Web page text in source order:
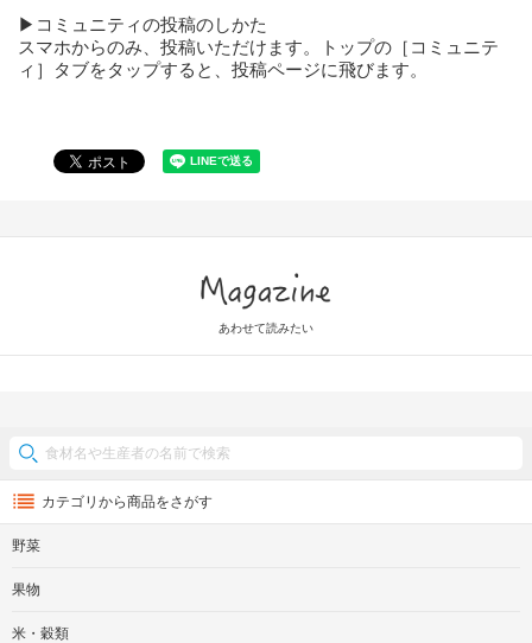
▶︎コミュニティの投稿のしかた
スマホからのみ、投稿いただけます。トップの［コミュニテ
ィ］タブをタップすると、投稿ページに飛びます。
あわせて読みたい
カテゴリから商品をさがす
野菜
果物
米・穀類